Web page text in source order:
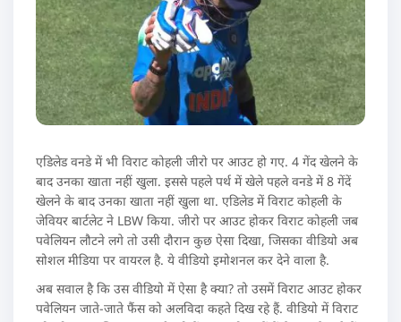
एडिलेड वनडे में भी विराट कोहली जीरो पर आउट हो गए. 4 गेंद खेलने के
बाद उनका खाता नहीं खुला. इससे पहले पर्थ में खेले पहले वनडे में 8 गेंदें
खेलने के बाद उनका खाता नहीं खुला था. एडिलेड में विराट कोहली के
जेवियर बार्टलेट ने LBW किया. जीरो पर आउट होकर विराट कोहली जब
पवेलियन लौटने लगे तो उसी दौरान कुछ ऐसा दिखा, जिसका वीडियो अब
सोशल मीडिया पर वायरल है. ये वीडियो इमोशनल कर देने वाला है.
अब सवाल है कि उस वीडियो में ऐसा है क्या? तो उसमें विराट आउट होकर
पवेलियन जाते-जाते फैंस को अलविदा कहते दिख रहे हैं. वीडियो में विराट